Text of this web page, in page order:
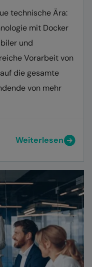
technische Ära:
mit Docker
und
Vorarbeit von
die gesamte
von mehr
Weiterlesen